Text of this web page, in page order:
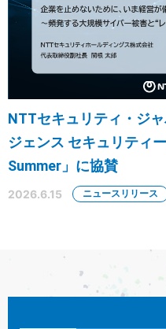
NTTセキュリティ・ジ
ジェンス セキュリティ
Summer」に協賛
2026.6.15 ニュースリリース